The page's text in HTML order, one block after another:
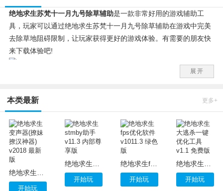
绝地求生苏梵十一月九号除草辅助是一款非常好用的游戏辅助工
具，玩家可以通过绝地求生苏梵十一月九号除草辅助在游戏中完美
去除草地阻碍限制，让玩家获得更好的游戏体验。有需要的朋友快
来下载体验吧!
树”选择自己需要的功能，按照提示进行操作，完成，进入游戏!
展开
本类最新 更多+
开始玩
开始玩
绝地求生fps优化软件 v1011.3 绿色版
开始玩 开始玩